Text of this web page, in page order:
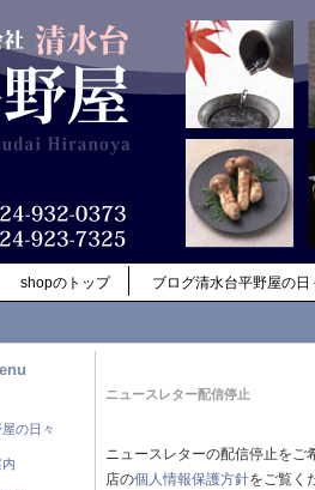
shopのトップ ブログ清水台平野屋の日
の日々
ニュースレター配信停止
ニュースレターの配信停止を
店の個人情報保護方針をご覧く